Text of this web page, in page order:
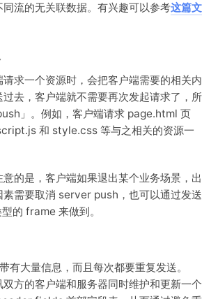
流的无关联数据。有兴趣可以参考这篇文
求一个资源时，会把客户端需要的相关内
去，客户端就不需要再次发起请求了，所
」。例如，客户端请求 page.html 页
和 style.css 等与之相关的资源一
意的是，客户端如果退出某个业务场景，出
素需要取消 server push，也可以通过发送
的 frame 来做到。
有大量信息，而且每次都要重复发送。
方的客户端和服务器同时维护和更新一个